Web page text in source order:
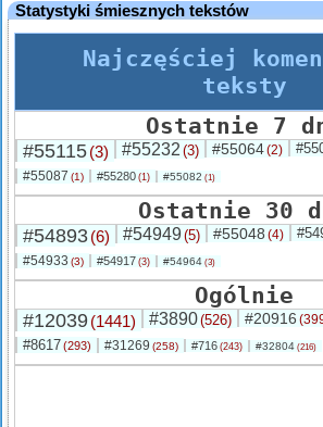
Statystyki śmiesznych tekstów
Najczęściej
teksty
Ostatnie 7
#55115(3) #55232 (3) #55064(2)
#55087 (1) #55280 (1) #55082 (1)
Ostatnie 30
#54893(6) #54949(5) #55048 (4)
#54933 (3) #54917 (3) #54964 (3)
Ogólnie
#12039(1441) #3890(526) #20916
#8617(293) #31269 (258) #716 (243) #32804 (216)